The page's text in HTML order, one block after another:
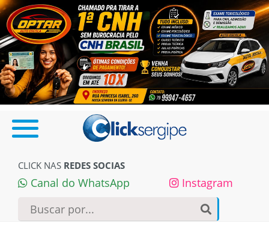
CLICK NAS REDES SOCIAS
Canal do WhatsApp Instagram